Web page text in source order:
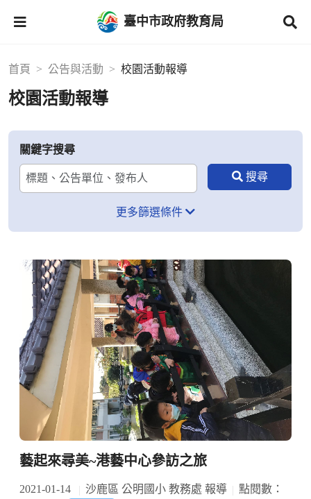
臺中市政府教育局
首頁 公告與活動 校園活動報導
校園活動報導
關鍵字搜尋
更多篩選條件
藝起來尋美~港藝中心參訪之旅
2021-01-14 沙鹿區 公明國小 教務處 報導
點閱數：